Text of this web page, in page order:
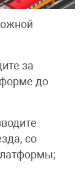
за
до
со